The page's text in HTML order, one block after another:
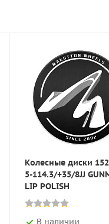
Колесные диски
5-114.3/+35/8JJ
LIP POLISH
В наличии